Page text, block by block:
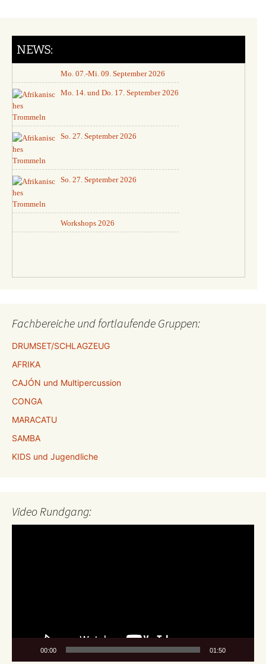
NEWS:
Mo. 07.-Mi. 09. September 2026
Mo. 14. und Do. 17. September 2026
So. 27. September 2026
So. 27. September 2026
Workshops 2026
Fachbereiche und fortlaufende Gruppen:
DRUMSET/SCHLAGZEUG
AFRIKA
CAJÓN und Multipercussion
CONGA
MARACATU
SAMBA
KIDS und Jugendliche
Video Rundgang:
00:00 01:50